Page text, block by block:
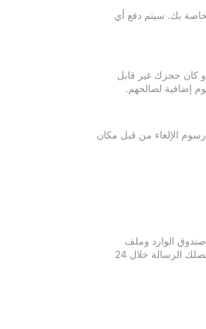
بك. سيتم دفع أي
أو كان حجزك غير قابل
إضافية لصالحهم.
رسوم الإلغاء من قبل مكان
صندوق الوارد وملف
الرسائل غير المرغوبة في بريدك الإلكتروني. يرجى التواصل مع مكان الإقامة للتأكد من إلغاء الحجز إذا لم تصلك الرسالة خلال 24